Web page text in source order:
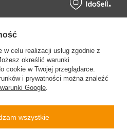
celu realizacji usług zgodnie z
określić warunki
cookie w Twojej przeglądarce.
i prywatności można znaleźć
Google.
wszystkie